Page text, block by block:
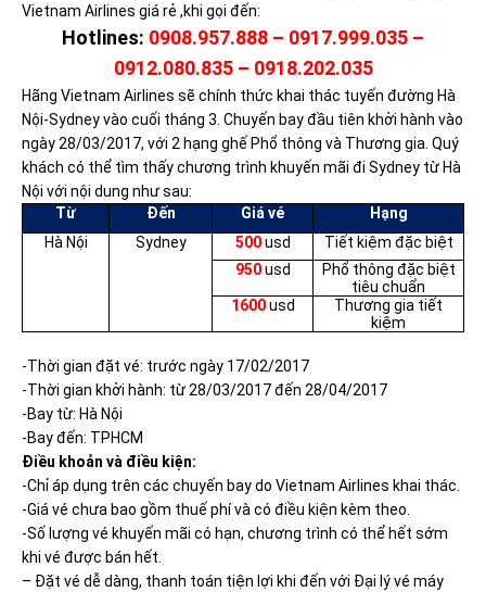
Vietnam Airlines giá rẻ ,khi gọi đến:
Hotlines: 0908.957.888 – 0917.999.035 –
0912.080.835 – 0918.202.035
Hãng Vietnam Airlines sẽ chính thức khai thác tuyến đường Hà
Nội-Sydney vào cuối tháng 3. Chuyến bay đầu tiên khởi hành vào
ngày 28/03/2017, với 2 hạng ghế Phổ thông và Thương gia. Quý
khách có thể tìm thấy chương trình khuyến mãi đi Sydney từ Hà
Nội với nội dung như sau:
Từ
Đến Giá vé
Hạng
Hà Nội
Sydney 500usd
Tiết kiệm đặc biệt
950usd
Phổ thông đặc biệt
tiêu chuẩn
1600usd
Thương gia tiết
kiệm
-Thời gian đặt vé: trước ngày 17/02/2017
-Thời gian khởi hành: từ 28/03/2017 đến 28/04/2017
-Bay từ: Hà Nội
-Bay đến: TPHCM
Điều khoản và điều kiện:
-Chỉ áp dụng trên các chuyến bay do Vietnam Airlines khai thác.
-Giá vé chưa bao gồm thuế phí và có điều kiện kèm theo.
-Số lượng vé khuyến mãi có hạn, chương trình có thể hết sớm
khi vé được bán hết.
– Đặt vé dễ dàng, thanh toán tiện lợi khi đến với Đại lý vé máy